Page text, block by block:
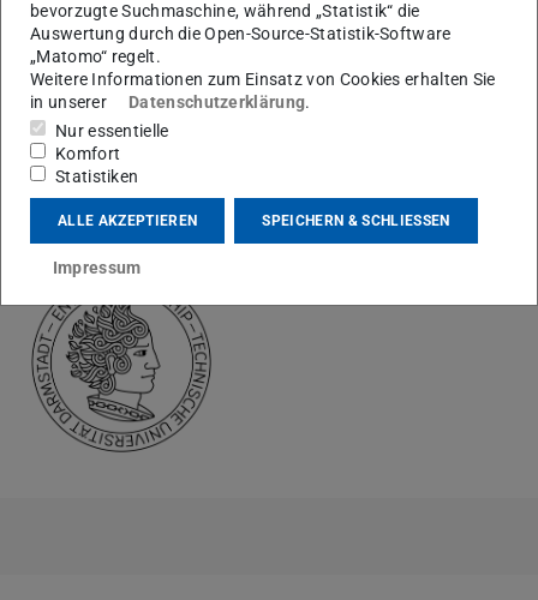
Thies, Ferdinand; Huber, Alexander, Bock, Carolin; Benlian,
Alexander (2018): In crowd we trust: How crowdfunding
shapes venture capital syndicates.
Bock, Carolin; Tatomir, Simon: No wisdom of the crowd?
– Why early-stage firms choose equity crowdfunding and
how it impacts their performance.
bevorzugte Suchmaschine, während „Statistik“ die
Auswertung durch die Open-Source-Statistik-Software
„Matomo“ regelt.
Weitere Informationen zum Einsatz von Cookies erhalten Sie
in unserer
Datenschutzerklärung.
Nur essentielle
Komfort
Statistiken
ALLE AKZEPTIEREN SPEICHERN & SCHLIESSEN
Impressum